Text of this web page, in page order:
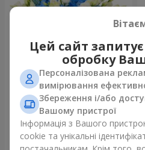
Композиція "Сільвія"
3 656 грн
Цей сайт
обробку
Персоналізована
вимірювання
Збереження і/або
Вашому пристрої
Інформація з Вашого
cookie та унікальні